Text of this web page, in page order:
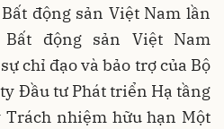
động sản Việt Nam lần
động sản Việt Nam
chỉ đạo và bảo trợ của Bộ
Đầu tư Phát triển Hạ tầng
Trách nhiệm hữu hạn Một